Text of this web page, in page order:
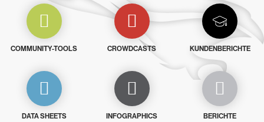
COMMUNITY-TOOLS CROWDCASTS KUNDENBERICHTE
DATA SHEETS INFOGRAPHICS BERICHTE